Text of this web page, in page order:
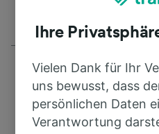
Ihre
Vielen Dank für Ihr
uns bewusst, dass
persönlichen Daten
Verantwortung